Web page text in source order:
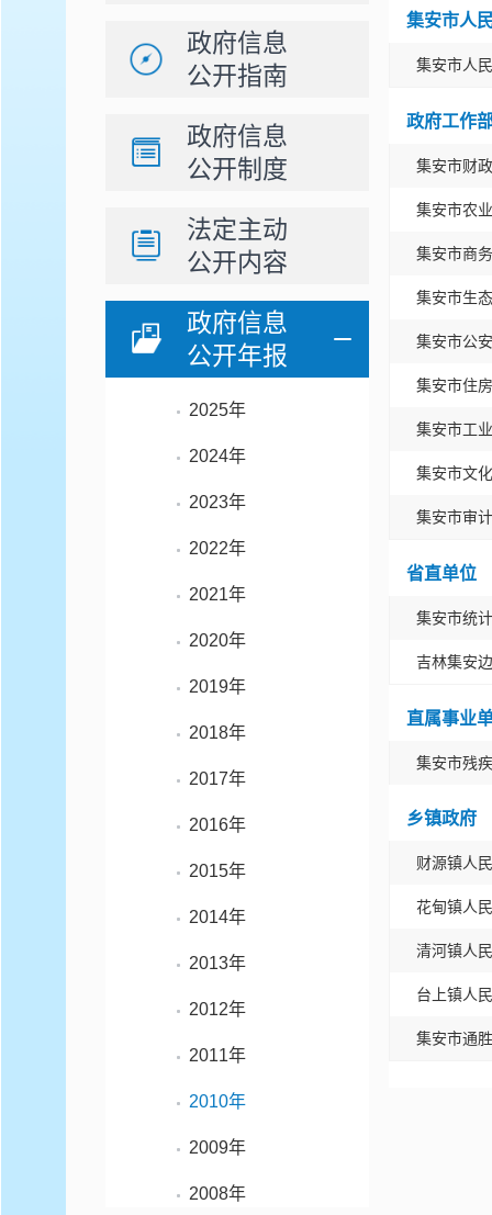
政府信息
公开指南
政府信息
公开制度
法定主动
公开内容
政府信息
公开年报
2025年
2024年
2023年
2022年
2021年
2020年
2019年
2018年
2017年
2016年
2015年
2014年
2013年
2012年
2011年
2010年
2009年
2008年
集安市人
集安市人
政府工作
集安市财
集安市农
集安市商
集安市生
集安市公
集安市住
集安市工
集安市文
集安市审
省直单位
集安市统
吉林集安
直属事业
集安市残
乡镇政府
财源镇人
花甸镇人
清河镇人
台上镇人
集安市通